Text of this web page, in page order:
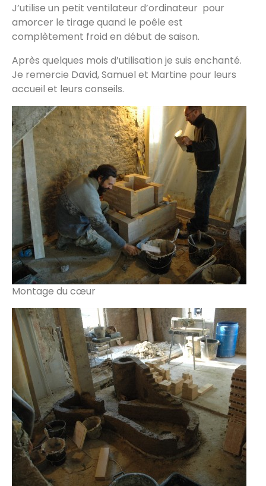
J’utilise un petit ventilateur d’ordinateur pour
amorcer le tirage quand le poêle est
complètement froid en début de saison.
Après quelques mois d’utilisation je suis enchanté.
Je remercie David, Samuel et Martine pour leurs
accueil et leurs conseils.
Montage du cœur